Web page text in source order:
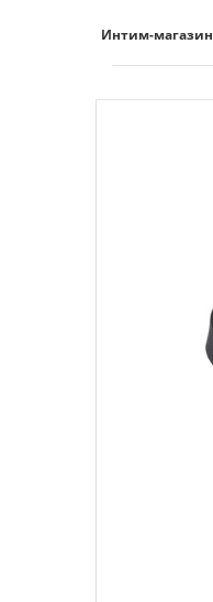
Интим-